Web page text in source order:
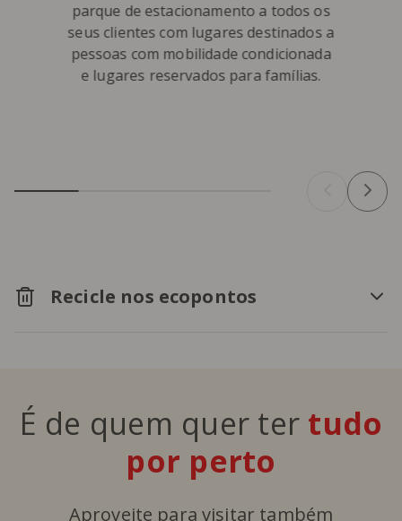
parque de estacionamento a todos os
seus clientes com lugares destinados a
pessoas com mobilidade condicionada
e lugares reservados para famílias.
Recicle nos ecopontos
É de quem quer ter tudo
por perto
Aproveite para visitar também